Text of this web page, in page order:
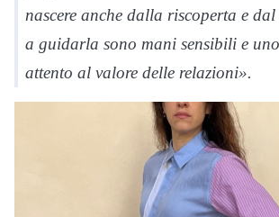
nascere anche dalla riscoperta e
a guidarla sono mani sensibili e
attento al valore delle relazioni».